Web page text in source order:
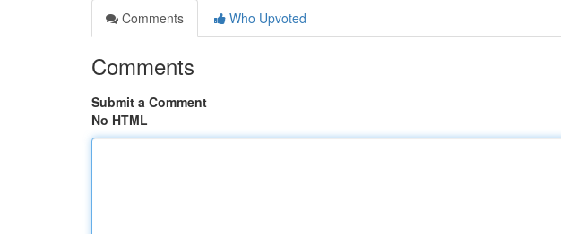
Comments
Who Upvoted
Comments
Submit a Comment
No HTML